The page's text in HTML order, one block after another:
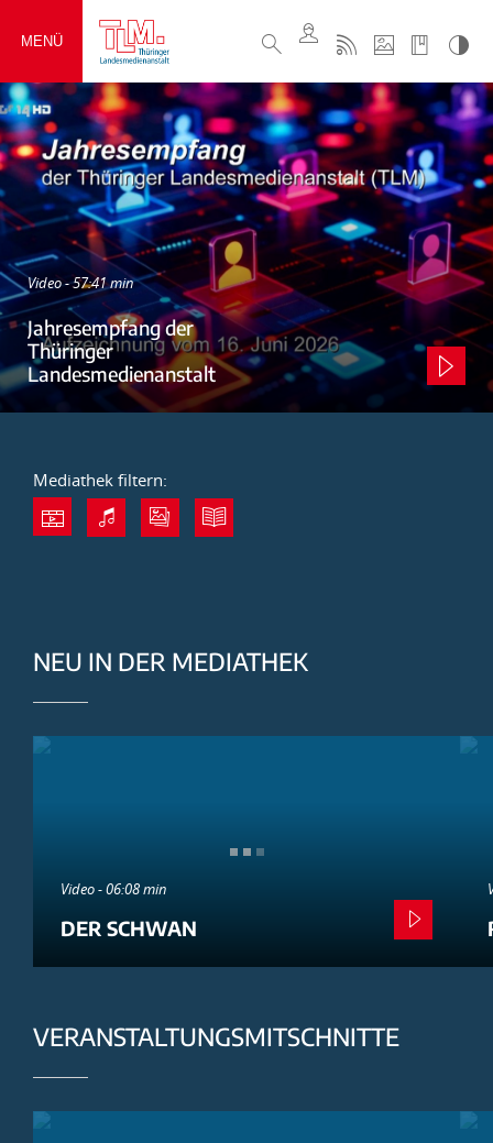
MENÜ
Video - 57:41 min
Jahresempfang der
Thüringer
Landesmedienanstalt
Mediathek filtern:
NEU IN DER MEDIATHEK
Video - 06:08 min
DER SCHWAN
VERANSTALTUNGSMITSCHNITTE